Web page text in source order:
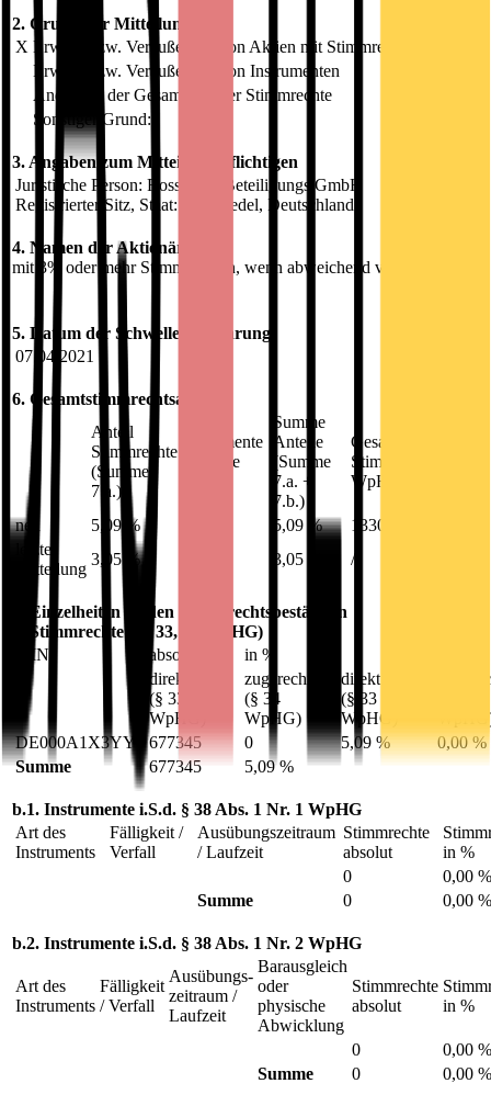
2. Grund der Mitteilung
X Erwerb bzw. Veräußerung von Aktien mit Stimmrechten
Erwerb bzw. Veräußerung von Instrumenten
Änderung der Gesamtzahl der Stimmrechte
Sonstiger Grund:
3. Angaben zum Mitteilungspflichtigen
Juristische Person: Rossmann Beteiligungs GmbH
Registrierter Sitz, Staat: Burgwedel, Deutschland
4. Namen der Aktionäre
mit 3% oder mehr Stimmrechten, wenn abweichend von 3.
5. Datum der Schwellenberührung:
07.04.2021
6. Gesamtstimmrechtsanteile
Anteil
Stimmrechte
(Summe
7.a.)
Instrumente
(Summe
Summe
Anteile
(Summe
7.a. +
7.b.)
Gesamtzahl der
Stimmrechte nach
WpHG
neu 5,09 % 5,09 %
13300000
letzte
Mitteilung
3,05 % 3,05 % /
7. Einzelheiten zu den Stimmrechtsbeständen
a. Stimmrechte (§§ 33, 34 WpHG)
ISIN
absolut
in %
direkt
(§ 33
WpHG)
zugerechnet
(§ 34
WpHG)
direkt
(§ 33
WpHG)
DE000A1X3YY0
677345 0 5,09 %
0,00 %
Summe
677345 5,09 %
b.1. Instrumente i.S.d. § 38 Abs. 1 Nr. 1 WpHG
Art des
Instruments
Fälligkeit /
Verfall
Ausübungs­zeitraum
/ Laufzeit
Stimmrechte
absolut
in %
0
0,00 %
Summe
0 0,00 %
b.2. Instrumente i.S.d. § 38 Abs. 1 Nr. 2 WpHG
Art des
Instruments
Fälligkeit
/ Verfall
Ausübungs­
zeitraum /
Laufzeit
Barausgleich
oder
physische
Abwicklung
Stimmrechte
absolut
in %
0
0,00 %
Summe
0 0,00 %